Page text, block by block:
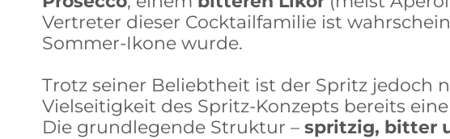
Vertreter dieser Cocktailfamilie ist
Sommer-Ikone wurde.
Trotz seiner Beliebtheit ist der Spritz jedoch
Vielseitigkeit des Spritz-Konzepts bereits
Die grundlegende Struktur – spritzig, bitter